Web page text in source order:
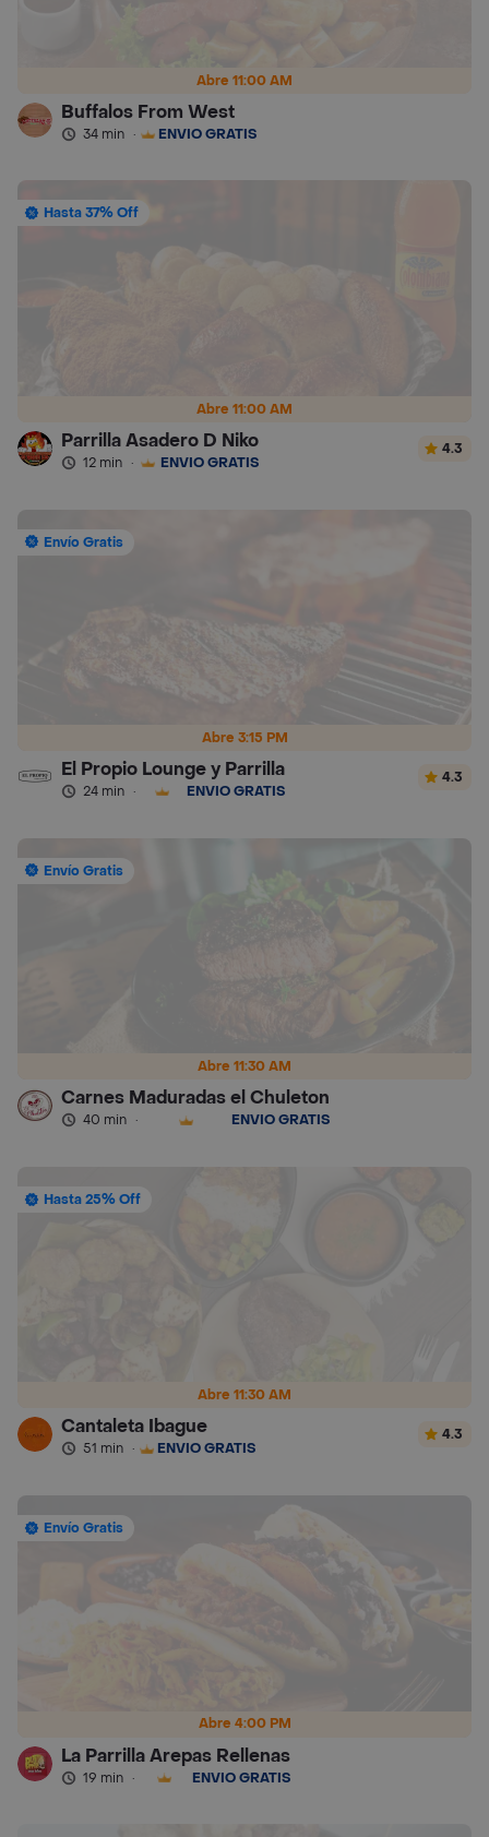
Abre 11:00 AM
Buffalos From West
34 min · ENVÍO GRATIS
Abre 11:00 AM
Hasta 37% Off
Parrilla Asadero D Niko
12 min · ENVÍO GRATIS
4.3
Abre 3:15 PM
Envío Gratis
El Propio Lounge y Parrilla
24 min · ENVÍO GRATIS
4.3
Abre 11:30 AM
Envío Gratis
Carnes Maduradas el Chuleton
40 min · ENVÍO GRATIS
Abre 11:30 AM
Hasta 25% Off
Cantaleta Ibague
51 min · ENVÍO GRATIS
4.3
Abre 4:00 PM
Envío Gratis
La Parrilla Arepas Rellenas
19 min · ENVÍO GRATIS